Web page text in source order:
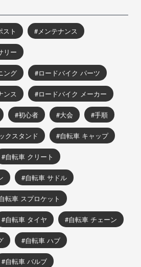
スト メンテナンス
リー
ング ロードバイク パーツ
ンス ロードバイク メーカー
初心者 大会 手順
クスタンド 自転車 キャップ
自転車 クリート
自転車 サドル
転車 スプロケット
自転車 タイヤ 自転車 チェーン
自転車 ハブ
自転車 バルブ